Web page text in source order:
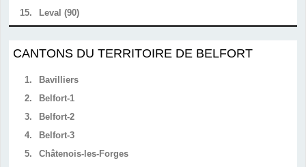
15.
Leval (90)
CANTONS DU TERRITOIRE DE BELFORT
1.
Bavilliers
2.
Belfort-1
3.
Belfort-2
4.
Belfort-3
5.
Châtenois-les-Forges